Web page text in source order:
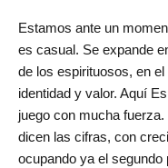
Estamos ante un
es casual. Se expande
de los espirituosos, en
identidad y valor. Aquí
juego con mucha
dicen las cifras, con
ocupando ya el